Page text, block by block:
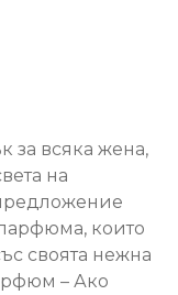
за всяка жена,
на
които
своята нежна
– Ако